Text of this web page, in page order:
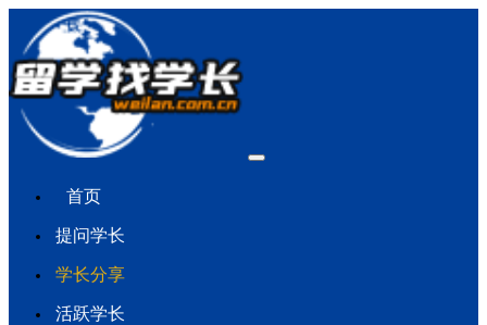
首页
提问学长
学长分享
活跃学长